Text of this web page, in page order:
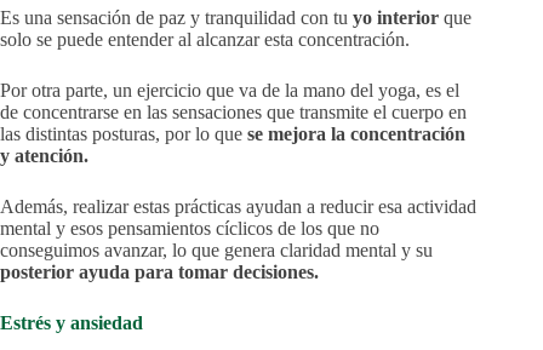
Es una sensación de paz y tranquilidad con tu yo interior que
solo se puede entender al alcanzar esta concentración.
Por otra parte, un ejercicio que va de la mano del yoga, es el
de concentrarse en las sensaciones que transmite el cuerpo en
las distintas posturas, por lo que se mejora la concentración
y atención.
Además, realizar estas prácticas ayudan a reducir esa actividad
mental y esos pensamientos cíclicos de los que no
conseguimos avanzar, lo que genera claridad mental y su
posterior ayuda para tomar decisiones.
Estrés y ansiedad